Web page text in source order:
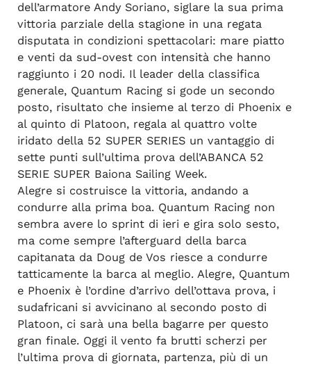
dell’armatore Andy Soriano, siglare la sua prima
vittoria parziale della stagione in una regata
disputata in condizioni spettacolari: mare piatto
e venti da sud-ovest con intensità che hanno
raggiunto i 20 nodi. Il leader della classifica
generale, Quantum Racing si gode un secondo
posto, risultato che insieme al terzo di Phoenix e
al quinto di Platoon, regala al quattro volte
iridato della 52 SUPER SERIES un vantaggio di
sette punti sull’ultima prova dell’ABANCA 52
SERIE SUPER Baiona Sailing Week.
Alegre si costruisce la vittoria, andando a
condurre alla prima boa. Quantum Racing non
sembra avere lo sprint di ieri e gira solo sesto,
ma come sempre l’afterguard della barca
capitanata da Doug de Vos riesce a condurre
tatticamente la barca al meglio. Alegre, Quantum
e Phoenix è l’ordine d’arrivo dell’ottava prova, i
sudafricani si avvicinano al secondo posto di
Platoon, ci sarà una bella bagarre per questo
gran finale. Oggi il vento fa brutti scherzi per
l’ultima prova di giornata, partenza, più di un